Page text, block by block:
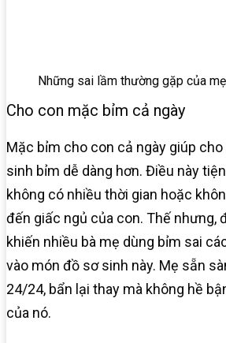
Những sai lầm thường gặp của
Cho con mặc bỉm cả ngày
Mặc bỉm cho con cả ngày giúp
sinh bỉm dễ dàng hơn. Điều này
không có nhiều thời gian hoặc
đến giấc ngủ của con. Thế nhưng,
khiến nhiều bà mẹ dùng bỉm sai
vào món đồ sơ sinh này. Mẹ sẵn
24/24, bẩn lại thay mà không hề
của nó.